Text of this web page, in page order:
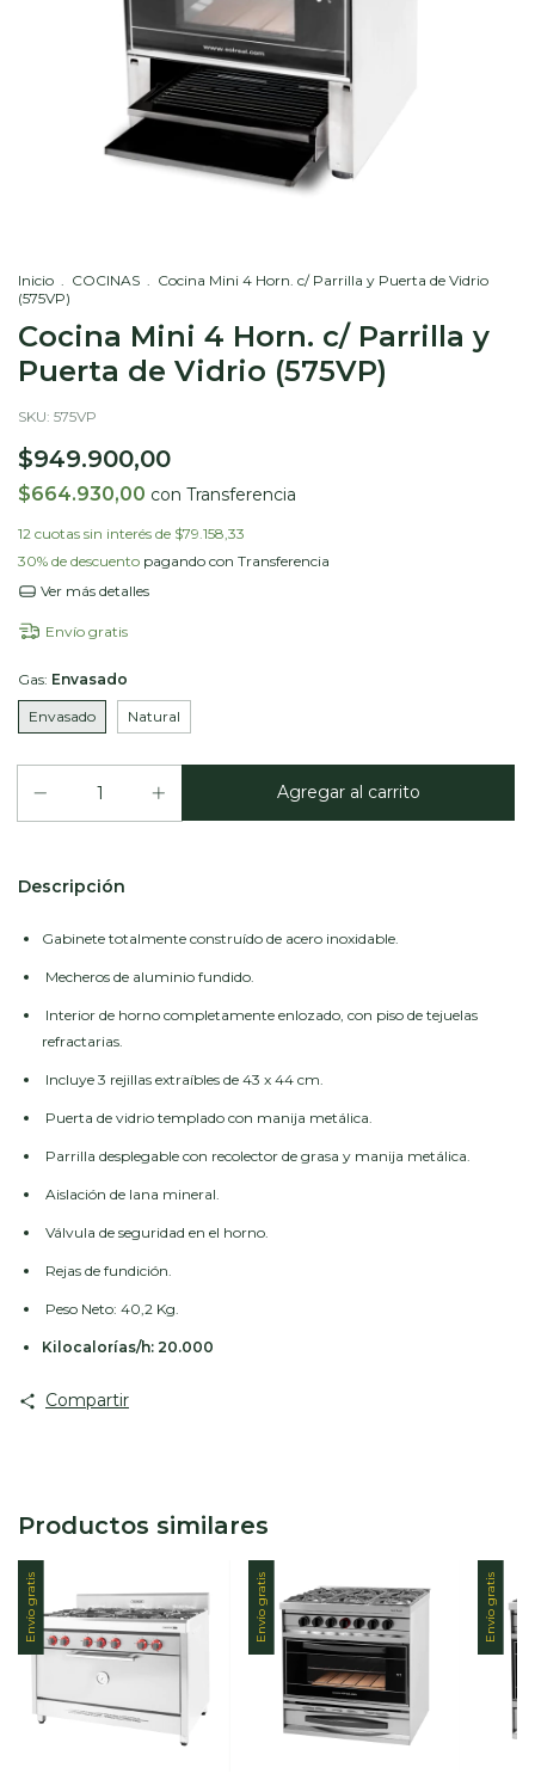
Inicio . COCINAS . Cocina Mini 4 Horn. c/ Parrilla y Puerta de Vidrio
(575VP)
Cocina Mini 4 Horn. c/ Parrilla y
Puerta de Vidrio (575VP)
SKU: 575VP
$949.900,00
$664.930,00 con Transferencia
12 cuotas sin interés de $79.158,33
30% de descuento pagando con Transferencia
Ver más detalles
Envío gratis
Gas: Envasado
Envasado Natural
Descripción
Gabinete totalmente construído de acero inoxidable.
Mecheros de aluminio fundido.
Interior de horno completamente enlozado, con piso de tejuelas
refractarias.
Incluye 3 rejillas extraíbles de 43 x 44 cm.
Puerta de vidrio templado con manija metálica.
Parrilla desplegable con recolector de grasa y manija metálica.
Aislación de lana mineral.
Válvula de seguridad en el horno.
Rejas de fundición.
Peso Neto: 40,2 Kg.
Kilocalorías/h: 20.000
Compartir
Productos similares
Envío gratis Envío gratis Envío gratis